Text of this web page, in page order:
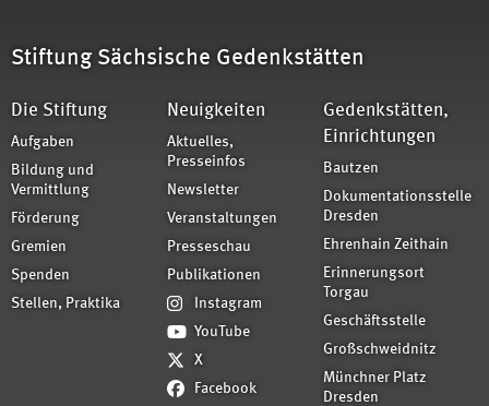
Stiftung Sächsische Gedenkstätten
Die Stiftung
Aufgaben
Bildung und
Vermittlung
Förderung
Gremien
Spenden
Stellen, Praktika
Neuigkeiten
Aktuelles,
Presseinfos
Newsletter
Veranstaltungen
Presseschau
Publikationen
Instagram
YouTube
X
Facebook
Gedenkstätten,
Einrichtungen
Bautzen
Dokumentationsstelle
Dresden
Ehrenhain Zeithain
Erinnerungsort
Torgau
Geschäftsstelle
Großschweidnitz
Münchner Platz
Dresden